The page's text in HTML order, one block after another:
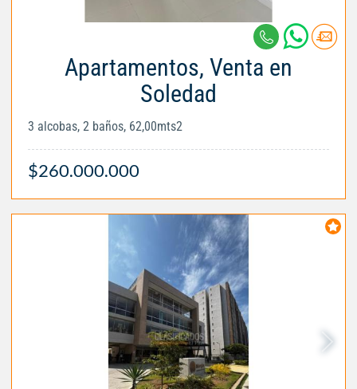
Apartamentos, Venta en
Soledad
3 alcobas, 2 baños, 62,00mts2
$260.000.000